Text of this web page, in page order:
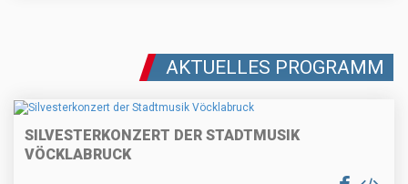
AKTUELLES PROGRAMM
SILVESTERKONZERT DER STADTMUSIK
VÖCKLABRUCK